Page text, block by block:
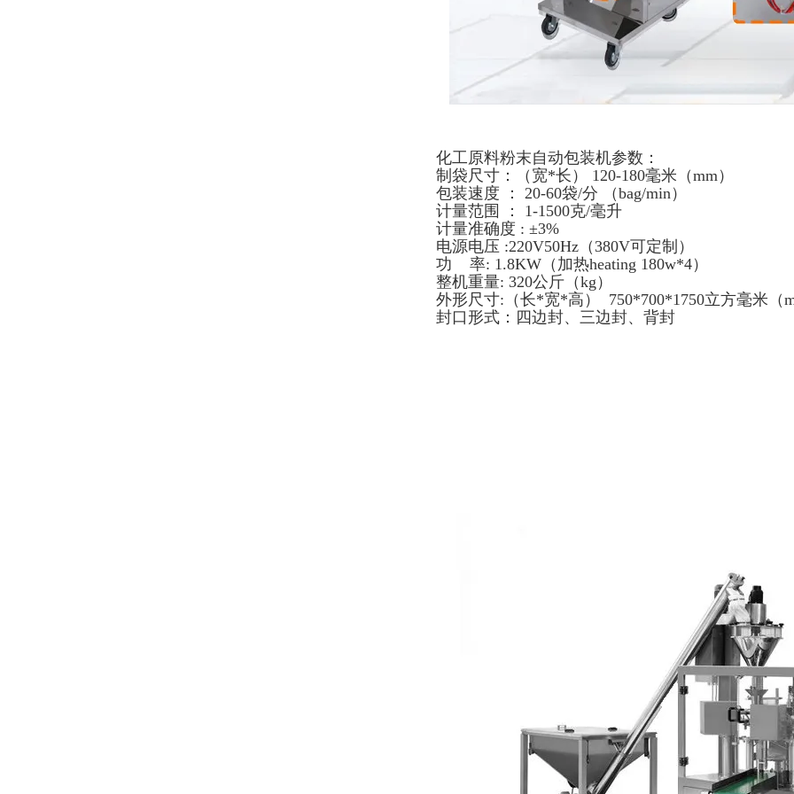
化工原料粉末自动包装机参数：
制袋尺寸：（宽*长） 120-180毫米（mm）
包装速度 ： 20-60袋/分 （bag/min）
计量范围 ： 1-1500克/毫升
计量准确度 : ±3%
电源电压 :220V50Hz（380V可定制）
功 率: 1.8KW（加热heating 180w*4）
整机重量: 320公斤（kg）
外形尺寸:（长*宽*高） 750*700*1750立方毫米（
封口形式：四边封、三边封、背封